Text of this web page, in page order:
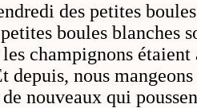
des petites
boules blanches
champignons étaient
depuis, nous
nouveaux qui